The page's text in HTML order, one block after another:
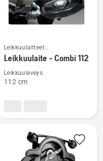
Katso
lisätietoja
tuotteesta
Leikkuulaite
Leikkuulaitteet
kuluttajakäyttöön
tarkoitetuille etuleikkureille
Leikkuulaite - Combi 112
Leikkuuleveys
112 cm